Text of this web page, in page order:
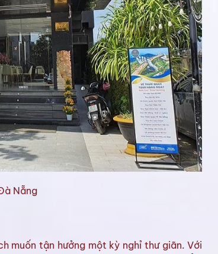
Nẵng
muốn tận hưởng một kỳ nghỉ thư giãn. Với